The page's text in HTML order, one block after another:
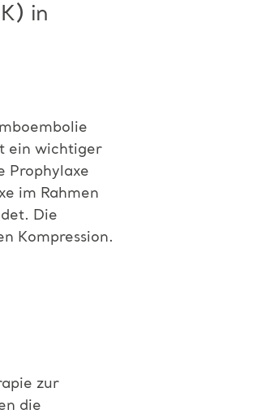
in
ein wichtiger
Prophylaxe
im Rahmen
Die
Kompression.
zur
die